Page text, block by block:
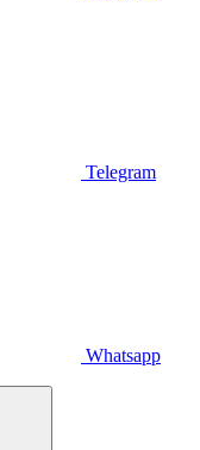
Telegram
Whatsapp